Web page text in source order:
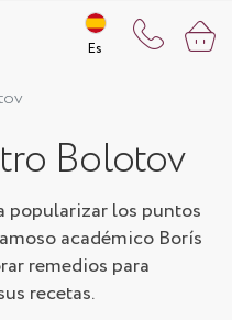
Es
Es
Bolotov
popularizar los puntos
académico Borís
remedios para
recetas.